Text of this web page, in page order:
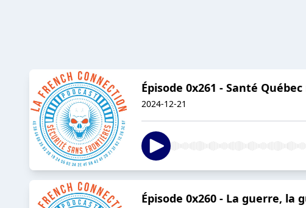
Épisode 0x261 - Santé
2024-12-21
Épisode 0x260 - La guerre, la